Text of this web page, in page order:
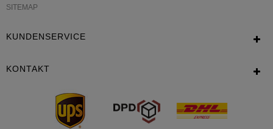
SITEMAP
KUNDENSERVICE
KONTAKT